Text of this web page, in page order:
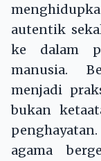
autentik
ke dalam
manusia.
menjadi
bukan
agama